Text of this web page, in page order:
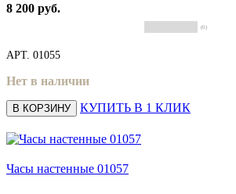
8 200 руб.
(0)
АРТ. 01055
Нет в наличии
В КОРЗИНУ КУПИТЬ В 1 КЛИК
Часы настенные 01057